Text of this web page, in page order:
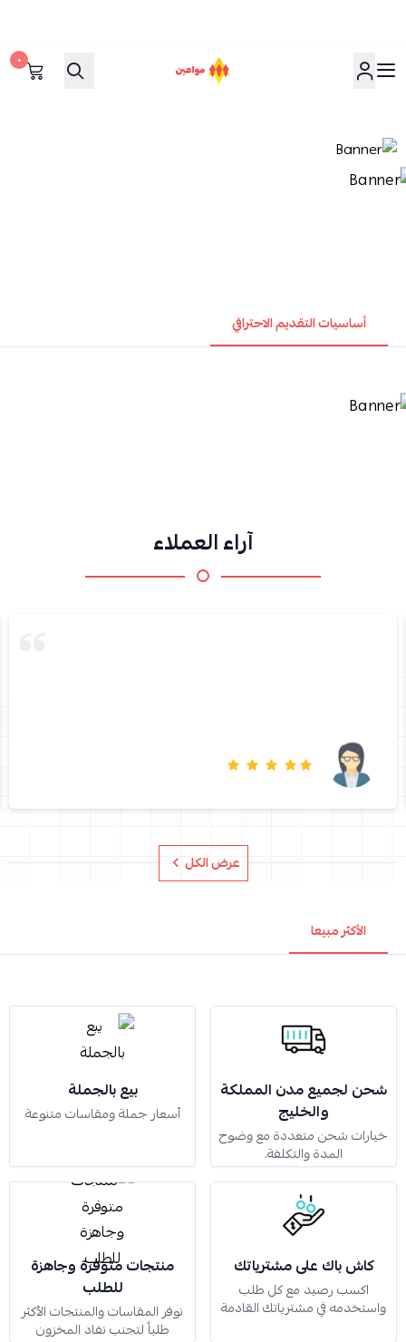
مواعين
٠
أساسيات التقديم الاحترافي
آراء العملاء
عرض الكل
الأكثر مبيعا
شحن لجميع مدن المملكة
والخليج
خيارات شحن متعددة مع وضوح
المدة والتكلفة.
بيع بالجملة
أسعار جملة ومقاسات متنوعة
كاش باك على مشترياتك
اكسب رصيد مع كل طلب
واستخدمه في مشترياتك القادمة
منتجات متوفرة وجاهزة
للطلب
نوفر المقاسات والمنتجات الأكثر
طلباً لتجنب نفاد المخزون